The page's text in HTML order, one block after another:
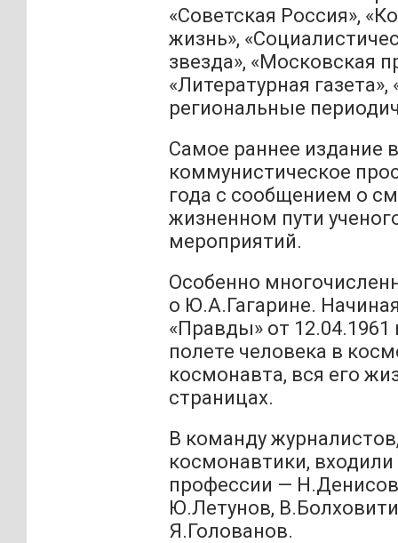
«Советская Россия»,
жизнь»,
звезда», «Московская
«Литературная
региональные
Самое раннее издание
коммунистическое
года с сообщением о
жизненном пути
мероприятий.
Особенно
о Ю.А.Гагарине.
«Правды» от
полете человека в
космонавта, вся его
страницах.
В команду
космонавтики,
профессии —
Ю.Летунов,
Я.Голованов.